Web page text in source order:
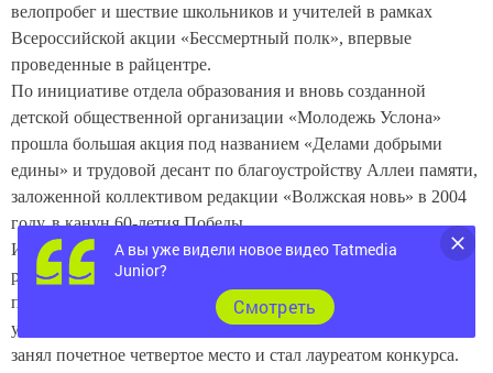
велопробег и шествие школьников и учителей в рамках
Всероссийской акции «Бессмертный полк», впервые
проведенные в райцентре.
По инициативе отдела образования и вновь созданной
детской общественной организации «Молодежь Услона»
прошла большая акция под названием «Делами добрыми
едины» и трудовой десант по благоустройству Аллеи памяти,
заложенной коллективом редакции «Волжская новь» в 2004
году, в канун 60-летия Победы.
И напоследок, совсем свежая новость - в финале
республиканского конкурса «Я - мастер» в рамках Фестиваля
по развитию и поддержке детского технического творчества,
ученик Тат.Бурнашевской школы Михаил Слушкин Михаил
занял почетное четвертое место и стал лауреатом конкурса.
А вы уже видели новое видео Tatmedia
Junior?
Cмотреть